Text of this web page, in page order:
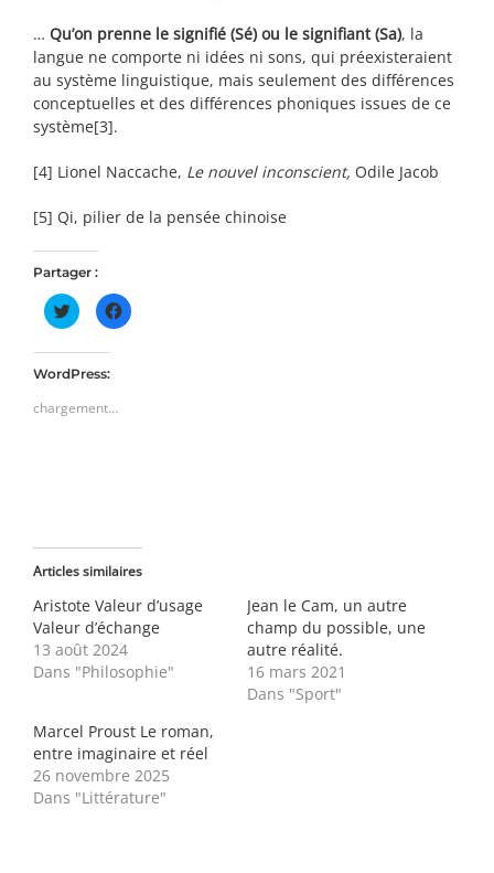
… Qu’on prenne le signifié (Sé) ou le signifiant(Sa), la
langue ne comporte ni idées ni sons, qui préexisteraient
au système linguistique, mais seulement des différences
conceptuelles et des différences phoniques issues de ce
système[3].
[4] Lionel Naccache, Le nouvel inconscient, Odile Jacob
[5] Qi, pilier de la pensée chinoise
Partager :
Cliquez
pour
partager
dans
fenêtre)
Cliquez
pour
WordPress:
chargement…
Articles similaires
Aristote Valeur d’usage
Valeur d’échange
13 août 2024
Dans "Philosophie"
Jean le Cam, un autre
champ du possible, une
autre réalité.
16 mars 2021
Dans "Sport"
Marcel Proust Le roman,
entre imaginaire et réel
26 novembre 2025
Dans "Littérature"